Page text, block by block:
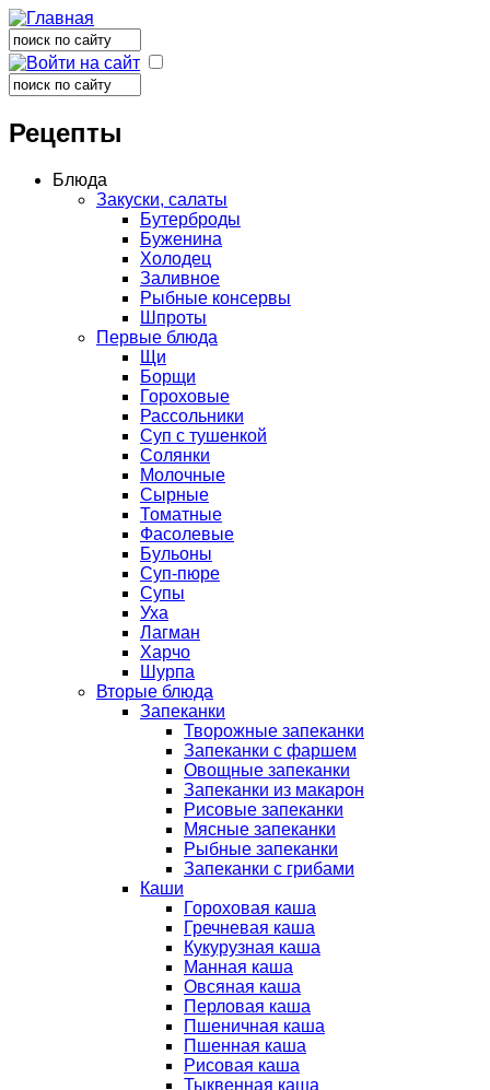
Форма поиска
Поиск
Поиск
Рецепты
Блюда
Закуски, салаты
Бутерброды
Буженина
Холодец
Заливное
Рыбные консервы
Шпроты
Первые блюда
Щи
Борщи
Гороховые
Рассольники
Суп с тушенкой
Солянки
Молочные
Сырные
Томатные
Фасолевые
Бульоны
Суп-пюре
Супы
Уха
Лагман
Харчо
Шурпа
Вторые блюда
Запеканки
Творожные запеканки
Запеканки с фаршем
Овощные запеканки
Запеканки из макарон
Рисовые запеканки
Мясные запеканки
Рыбные запеканки
Запеканки с грибами
Каши
Гороховая каша
Гречневая каша
Кукурузная каша
Манная каша
Овсяная каша
Перловая каша
Пшеничная каша
Пшенная каша
Рисовая каша
Тыквенная каша